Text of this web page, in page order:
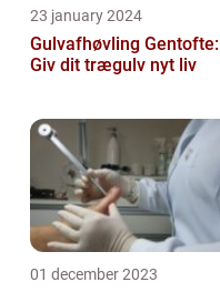
23 january 2024
Gulvafhøvling Gentofte:
Giv dit trægulv nyt liv
01 december 2023